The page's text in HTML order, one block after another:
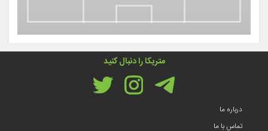
متریکا را دنبال کنید
درباره ما
تماس با ما